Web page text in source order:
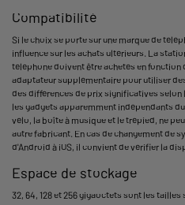
Compatibilité
Si le choix se porte sur une marque de
influence sur les achats ultérieurs. La
téléphone doivent être achetés en fonction
adaptateur supplémentaire pour utiliser
des différences de prix significatives
les gadgets apparemment indépendants
vélo, la boîte à musique et le trépied, ne
autre fabricant. En cas de changement de
d'Android à iOS, il convient de vérifier la
Espace de stockage
32, 64, 128 et 256 gigaoctets sont les